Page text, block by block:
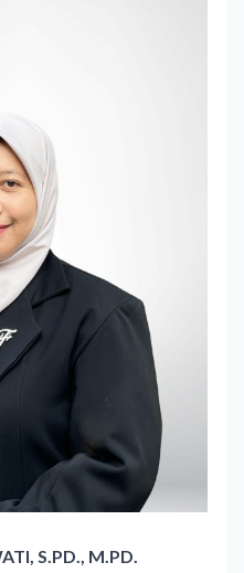
S.PD., M.PD.